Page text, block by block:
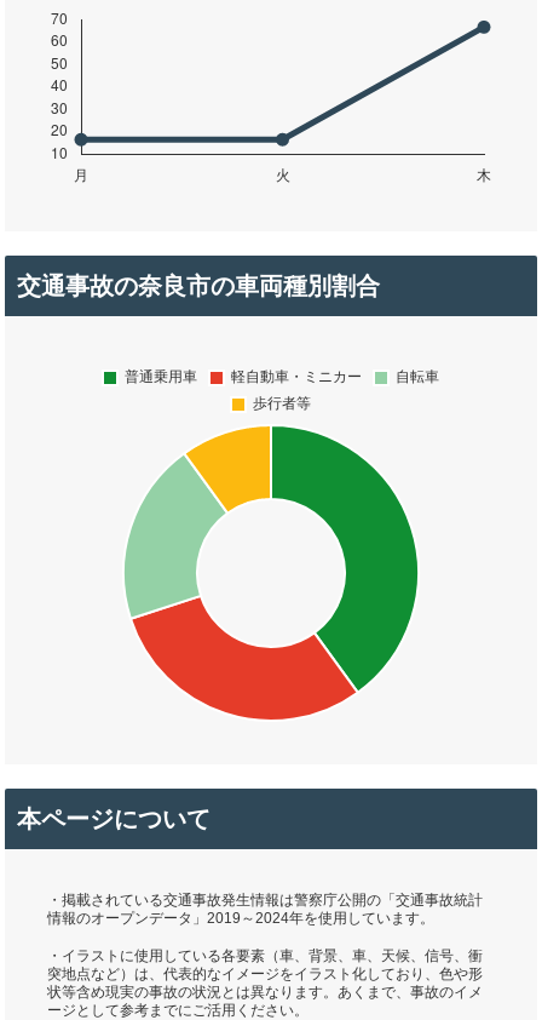
交通事故の奈良市の車両種別割合
本ページについて
・掲載されている交通事故発生情報は警察庁公開の「交通事故統計
情報のオープンデータ」2019～2024年を使用しています。
・イラストに使用している各要素（車、背景、車、天候、信号、衝
突地点など）は、代表的なイメージをイラスト化しており、色や形
状等含め現実の事故の状況とは異なります。あくまで、事故のイメ
ージとして参考までにご活用ください。